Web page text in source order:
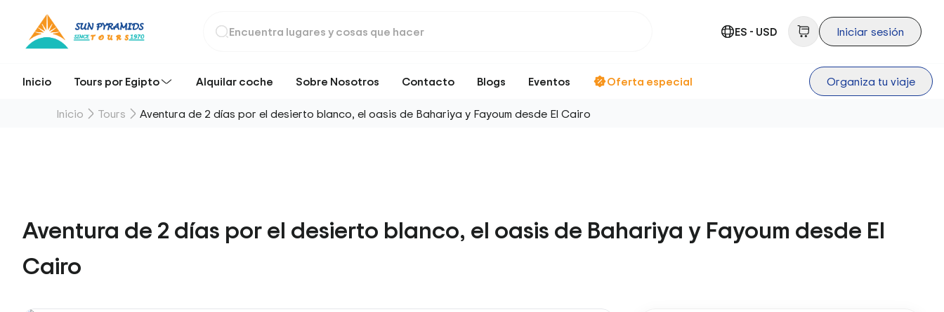
ES - USD Iniciar sesión
Inicio Tours por Egipto Alquilar coche Sobre Nosotros Contacto Blogs Eventos Oferta especial Organiza tu viaje
Inicio Tours Aventura de 2 días por el desierto blanco, el oasis de Bahariya y Fayoum desde El Cairo
Aventura de 2 días por el desierto blanco, el oasis de Bahariya y Fayoum desde El
Cairo